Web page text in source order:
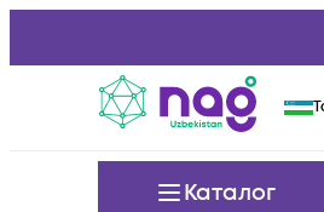
Каталог